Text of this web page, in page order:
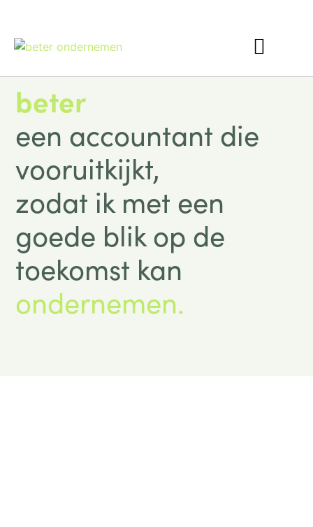
beter
een accountant die
vooruitkijkt,
zodat ik met een
goede blik op de
toekomst kan
ondernemen.